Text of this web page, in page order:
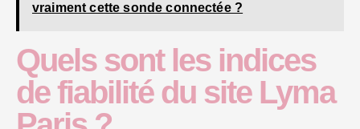
vraiment cette sonde connectée ?
Quels sont les indices
de fiabilité du site Lyma